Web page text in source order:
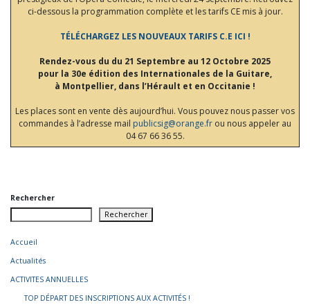
ci-dessous la programmation complète et les tarifs CE mis à jour.
TÉLÉCHARGEZ LES NOUVEAUX TARIFS C.E ICI !
Rendez-vous du du 21 Septembre au 12 Octobre 2025
pour la 30e édition des Internationales de la Guitare,
à Montpellier, dans l’Hérault et en Occitanie !
Les places sont en vente dès aujourd’hui. Vous pouvez nous passer vos
commandes à l’adresse mail publicsig@orange.fr ou nous appeler au
04 67 66 36 55.
Rechercher
Rechercher
Accueil
Actualités
ACTIVITES ANNUELLES
TOP DÉPART DES INSCRIPTIONS AUX ACTIVITÉS !